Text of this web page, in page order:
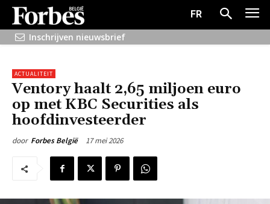
FR
Inschrijven nieuwsbrief
ACTUALITEIT
Ventory haalt 2,65 miljoen euro
op met KBC Securities als
hoofdinvesteerder
door Forbes België 17 mei 2026